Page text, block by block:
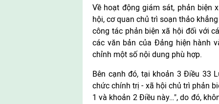
Về hoạt động giám sát, phản biện
hội, cơ quan chủ trì soạn thảo
công tác phản biện xã hội đối với
các văn bản của Đảng hiện hành
chỉnh một số nội dung phù hợp.
Bên cạnh đó, tại khoản 3 Điều 33
chức chính trị - xã hội chủ trì phản
1 và khoản 2 Điều này…", do đó,